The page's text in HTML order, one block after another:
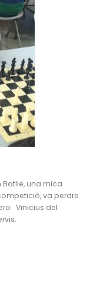
Batlle, una mica
va perdre
Vinicius del
nervis.